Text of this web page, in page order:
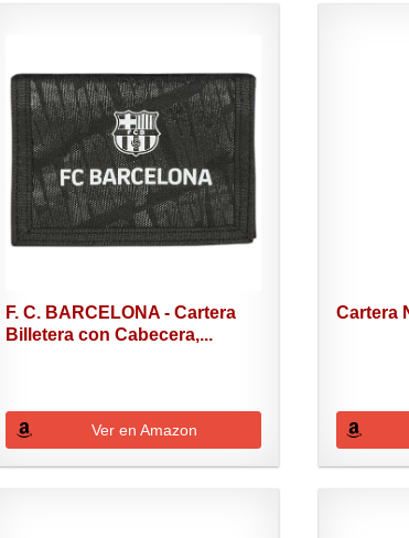
F. C. BARCELONA - Cartera
Billetera con Cabecera,...
Ver en Amazon
Cartera